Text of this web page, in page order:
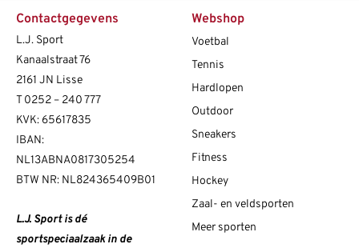
Contactgegevens
L.J. Sport
Kanaalstraat 76
2161 JN Lisse
T 0252 – 240 777
KVK: 65617835
IBAN:
NL13ABNA0817305254
BTW NR: NL824365409B01
L.J. Sport is dé
sportspeciaalzaak in de
Webshop
Voetbal
Tennis
Hardlopen
Outdoor
Sneakers
Fitness
Hockey
Zaal- en veldsporten
Meer sporten